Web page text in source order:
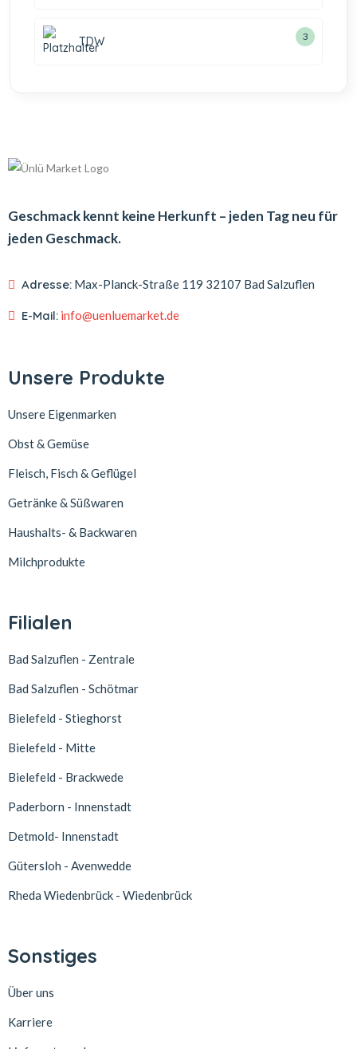
TDW 3
Geschmack kennt keine Herkunft – jeden Tag neu für
jeden Geschmack.
Adresse: Max-Planck-Straße 119 32107 Bad Salzuflen
E-Mail: info@uenluemarket.de
Unsere Produkte
Unsere Eigenmarken
Obst & Gemüse
Fleisch, Fisch & Geflügel
Getränke & Süßwaren
Haushalts- & Backwaren
Milchprodukte
Filialen
Bad Salzuflen - Zentrale
Bad Salzuflen - Schötmar
Bielefeld - Stieghorst
Bielefeld - Mitte
Bielefeld - Brackwede
Paderborn - Innenstadt
Detmold- Innenstadt
Gütersloh - Avenwedde
Rheda Wiedenbrück - Wiedenbrück
Sonstiges
Über uns
Karriere